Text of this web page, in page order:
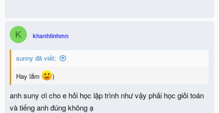
K khanhlinhmn
sunny đã viết:
Hay lắm
)
anh suny ơi cho e hỏi học lập trình như vậy phải học giỏi toán
và tiếng anh đúng không ạ